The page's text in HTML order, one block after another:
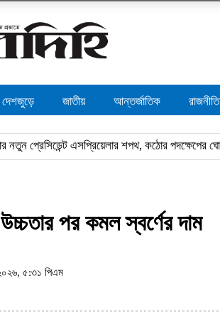
দেশজুড়ে জাতীয় আন্তর্জাতিক রাজনীতি
সীমান্ত
পর কমল স্বর্ণের দাম
৫:৩১ পিএম